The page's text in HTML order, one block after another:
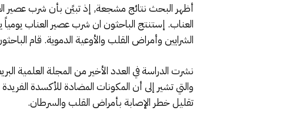
أظهر البحث نتائج مشجعة, إذ تبيًن بأن شرب عصير
العناب. إستنتج الباحثون ان شرب عصير العناب
الشرايين وأمراض القلب والأوعية الدموية. قام
والتي تشير إلى أن المكونات المضادة للأكسدة
تقليل خطر الإصابة بأمراض القلب والسرطان.